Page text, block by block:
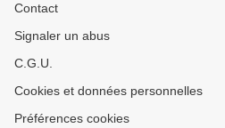
Contact
Signaler un abus
C.G.U.
Cookies et données personnelles
Préférences cookies